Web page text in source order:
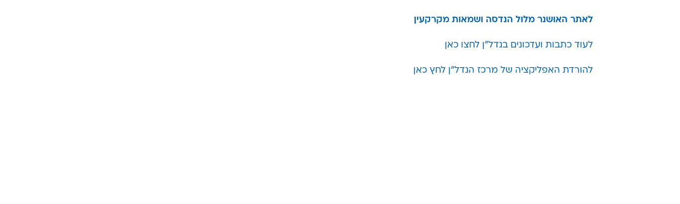
לאתר האושנר מלול הנדסה ושמאות מקרקעין
לעוד כתבות ועדכונים בנדל"ן לחצו כאן
להורדת האפליקציה של מרכז הנדל"ן לחץ כאן